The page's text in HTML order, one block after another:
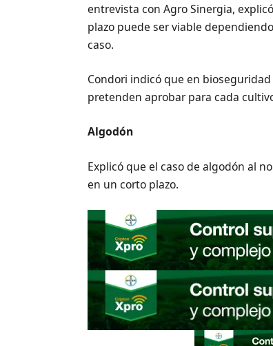
entrevista con Agro Sinergia,
plazo puede ser viable
caso.
Condori indicó que en
pretenden aprobar para cada
Algodón
Explicó que el caso de algodón al
en un corto plazo.